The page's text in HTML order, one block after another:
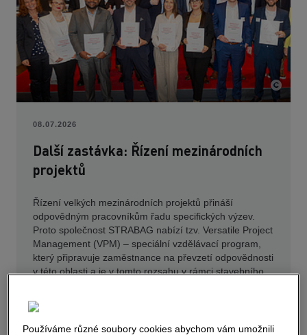
08.07.2026
Další zastávka: Řízení mezinárodních
projektů
Řízení velkých mezinárodních projektů přináší
odpovědným pracovníkům řadu specifických výzev.
Proto společnost STRABAG nabízí tzv. Versatile Project
Management (VPM) – speciální vzdělávací program,
který připravuje zaměstnance na převzetí odpovědnosti
v této oblasti a je v tomto rozsahu v rámci stavebního
Více informací
Používáme různé soubory cookies abychom vám umožnili